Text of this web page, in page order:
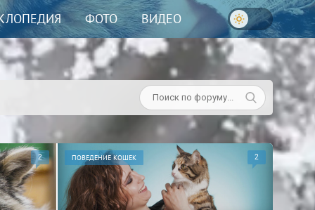
ФОТО ВИДЕО
2 ПОВЕДЕНИЕ КОШЕК 2